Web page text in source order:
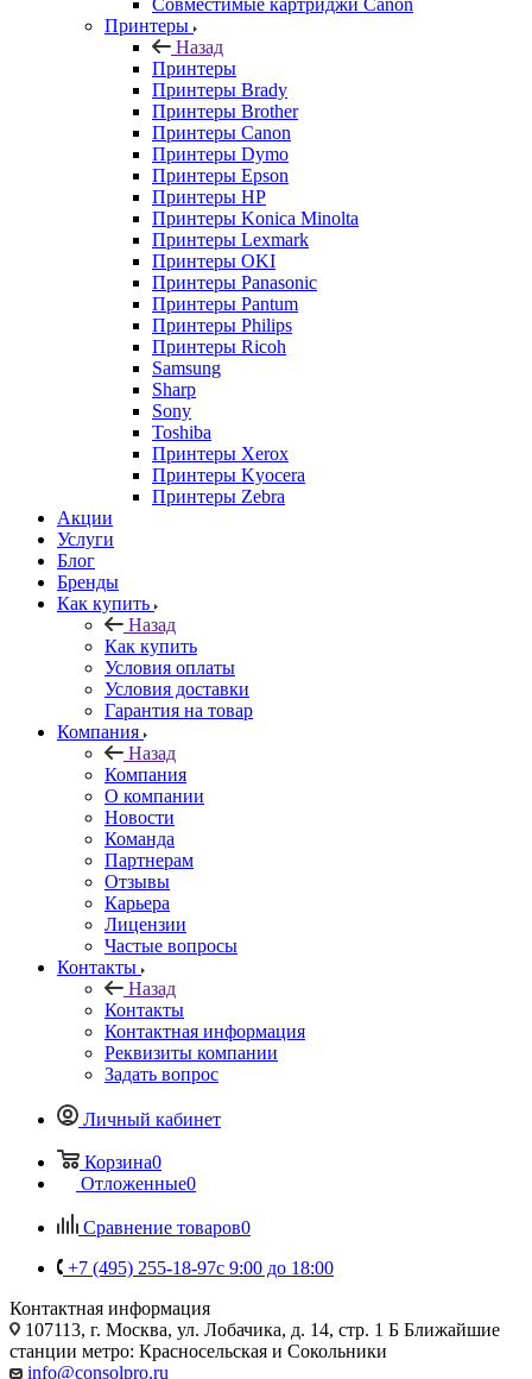
Совместимые картриджи Canon
Принтеры
Назад
Принтеры
Принтеры Brady
Принтеры Brother
Принтеры Canon
Принтеры Dymo
Принтеры Epson
Принтеры HP
Принтеры Konica Minolta
Принтеры Lexmark
Принтеры OKI
Принтеры Panasonic
Принтеры Pantum
Принтеры Philips
Принтеры Ricoh
Samsung
Sharp
Sony
Toshiba
Принтеры Xerox
Принтеры Kyocera
Принтеры Zebra
Акции
Услуги
Блог
Бренды
Как купить
Назад
Как купить
Условия оплаты
Условия доставки
Гарантия на товар
Компания
Назад
Компания
О компании
Новости
Команда
Партнерам
Отзывы
Карьера
Лицензии
Частые вопросы
Контакты
Назад
Контакты
Контактная информация
Реквизиты компании
Задать вопрос
Личный кабинет
Корзина0
Отложенные0
Сравнение товаров0
+7 (495) 255-18-97с 9:00 до 18:00
Контактная информация
107113, г. Москва, ул. Лобачика, д. 14, стр. 1 Б Ближайшие
станции метро: Красносельская и Сокольники
info@consolpro.ru